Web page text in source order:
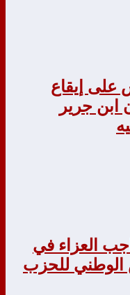
على إيقاع
ابن جرير
العزاء في
الوطني للحزب